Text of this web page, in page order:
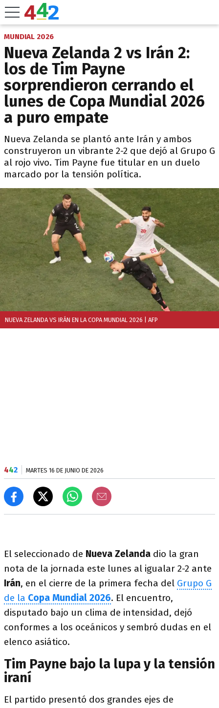
MUNDIAL 2026
Nueva Zelanda 2 vs Irán 2:
los de Tim Payne
sorprendieron cerrando el
lunes de Copa Mundial 2026
a puro empate
Nueva Zelanda se plantó ante Irán y ambos
construyeron un vibrante 2-2 que dejó al Grupo G
al rojo vivo. Tim Payne fue titular en un duelo
marcado por la tensión política.
NUEVA ZELANDA VS IRÁN EN LA COPA MUNDIAL 2026 | AFP
442 MARTES 16 DE JUNIO DE 2026
El seleccionado de Nueva Zelanda dio la gran
nota de la jornada este lunes al igualar 2-2 ante
Irán, en el cierre de la primera fecha del Grupo G
de la Copa Mundial 2026. El encuentro,
disputado bajo un clima de intensidad, dejó
conformes a los oceánicos y sembró dudas en el
elenco asiático.
Tim Payne bajo la lupa y la tensión
iraní
El partido presentó dos grandes ejes de